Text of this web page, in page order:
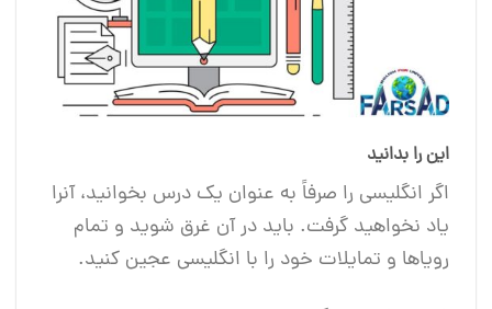
این را بدانید
اگر انگلیسی را صرفاً به عنوان یک درس بخوانید، آنرا
یاد نخواهید گرفت. باید در آن غرق شوید و تمام
رویاها و تمایلات خود را با انگلیسی عجین کنید.